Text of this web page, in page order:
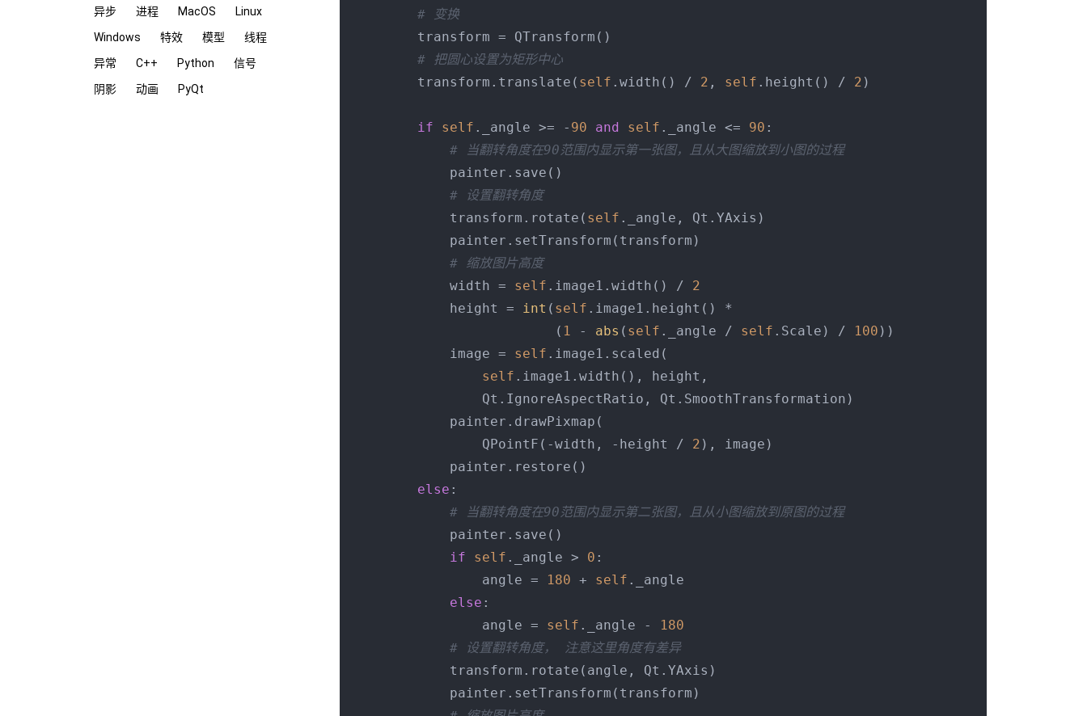
异步
进程 MacOS
Linux
Windows
特效 模型
线程
异常
C++ Python
信号
阴影
动画 PyQt
# 变换
        transform = QTransform()
# 把圆心设置为矩形中心
        transform.translate(
self .width() / 2 , self .height() / 2 )
if self ._angle >= - 90 and self ._angle <= 90 :
# 当翻转角度在90范围内显示第一张图，且从大图缩放到小图的过程
            painter.save()
# 设置翻转角度
            transform.rotate(
self ._angle, Qt.YAxis)
            painter.setTransform(transform)
# 缩放图片高度
            width =
self .image1.width() / 2
            height =
int ( self .image1.height() *
                         (
1 - abs ( self ._angle / self .Scale) / 100 ))
            image =
self .image1.scaled(
self .image1.width(), height,
                Qt.IgnoreAspectRatio, Qt.SmoothTransformation)
            painter.drawPixmap(
                QPointF(-width, -height /
2 ), image)
            painter.restore()
else :
# 当翻转角度在90范围内显示第二张图，且从小图缩放到原图的过程
            painter.save()
if
self ._angle > 0 :
                angle =
180 + self ._angle
else :
                angle =
self ._angle -
180
# 设置翻转角度， 注意这里角度有差异
            transform.rotate(angle, Qt.YAxis)
            painter.setTransform(transform)